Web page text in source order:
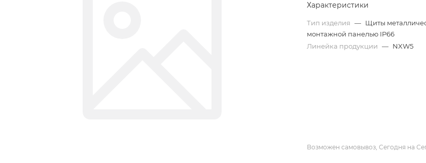
Характеристики
Тип изделия — Щиты
монтажной панелью IP66
Линейка продукции — NXW5
Возможен самовывоз, Сегодня на